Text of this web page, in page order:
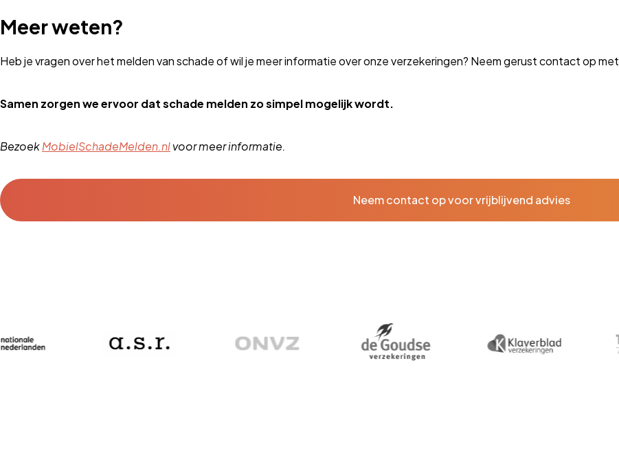
Meer weten?
Heb je vragen over het melden van schade of wil je meer informatie over onze verzekeringen? Neem gerust contact op met
Samen zorgen we ervoor dat schade melden zo simpel mogelijk wordt.
BezoekMobielSchadeMelden.nlvoor meer informatie.
Neem contact op voor vrijblijvend advies